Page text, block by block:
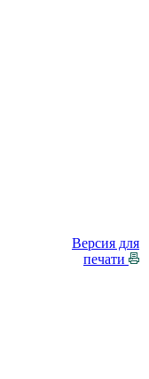
Версия для
печати